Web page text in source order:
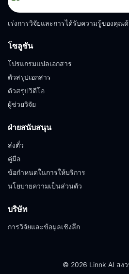
เร่งการวิจัยและการได้รับความรู้ของคุณ
โซลูชัน
โปรแกรมแปลเอกสาร
ตัวสรุปเอกสาร
ตัวสรุปวิดีโอ
ผู้ช่วยวิจัย
ฝ่ายสนับสนุน
ส่งตั๋ว
คู่มือ
ข้อกำหนดในการให้บริการ
นโยบายความเป็นส่วนตัว
บริษัท
การวิจัยและข้อมูลเชิงลึก
© 2026 Linnk AI สง